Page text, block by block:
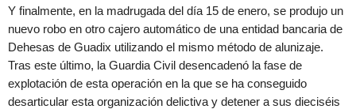
Y finalmente, en la madrugada del día 15 de enero, se produjo un
nuevo robo en otro cajero automático de una entidad bancaria de
Dehesas de Guadix utilizando el mismo método de alunizaje.
Tras este último, la Guardia Civil desencadenó la fase de
explotación de esta operación en la que se ha conseguido
desarticular esta organización delictiva y detener a sus dieciséis